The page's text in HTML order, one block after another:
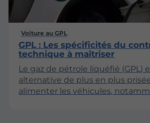
Voiture au GPL
GPL : Les spécificités du
technique à maîtriser
Le gaz de pétrole liquéfié (GPL)
alternative de plus en plus
alimenter les véhicules,